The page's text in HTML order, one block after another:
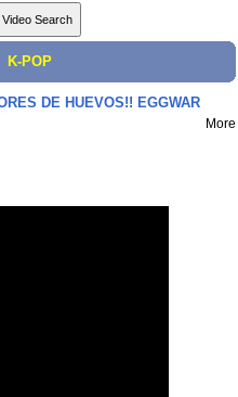
K-POP
DE HUEVOS!! EGGWAR
More